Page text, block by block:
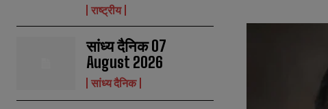
राष्ट्रीय
सांध्य दैनिक 07
August 2026
सांध्य दैनिक